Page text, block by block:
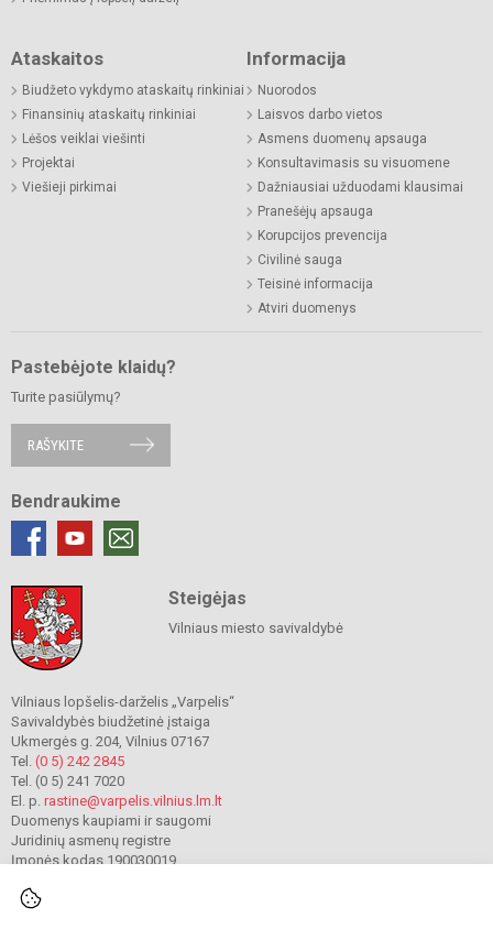
Ataskaitos
Biudžeto vykdymo ataskaitų rinkiniai
Finansinių ataskaitų rinkiniai
Lėšos veiklai viešinti
Projektai
Viešieji pirkimai
Informacija
Nuorodos
Laisvos darbo vietos
Asmens duomenų apsauga
Konsultavimasis su visuomene
Dažniausiai užduodami klausimai
Pranešėjų apsauga
Korupcijos prevencija
Civilinė sauga
Teisinė informacija
Atviri duomenys
Pastebėjote klaidų?
Turite pasiūlymų?
RAŠYKITE
Bendraukime
Steigėjas
Vilniaus miesto savivaldybė
Vilniaus lopšelis-darželis „Varpelis“
Savivaldybės biudžetinė įstaiga
Ukmergės g. 204, Vilnius 07167
Tel. (0 5) 242 2845
Tel. (0 5) 241 7020
El. p. rastine@varpelis.vilnius.lm.lt
Duomenys kaupiami ir saugomi
Juridinių asmenų registre
Įmonės kodas 190030019